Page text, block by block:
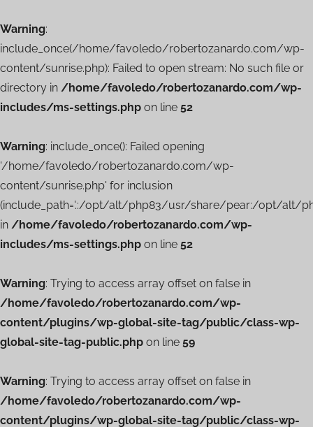
Warning:
include_once(/home/favoledo/robertozanardo.com/wp-
content/sunrise.php): Failed to open stream: No such file or
directory in /home/favoledo/robertozanardo.com/wp-
includes/ms-settings.php on line 52
Warning: include_once(): Failed opening
'/home/favoledo/robertozanardo.com/wp-
content/sunrise.php' for inclusion
(include_path='.:/opt/alt/php83/usr/share/pear:/opt/alt/
in /home/favoledo/robertozanardo.com/wp-
includes/ms-settings.php on line 52
Warning: Trying to access array offset on false in
/home/favoledo/robertozanardo.com/wp-
content/plugins/wp-global-site-tag/public/class-wp-
global-site-tag-public.php on line 59
Warning: Trying to access array offset on false in
/home/favoledo/robertozanardo.com/wp-
content/plugins/wp-global-site-tag/public/class-wp-